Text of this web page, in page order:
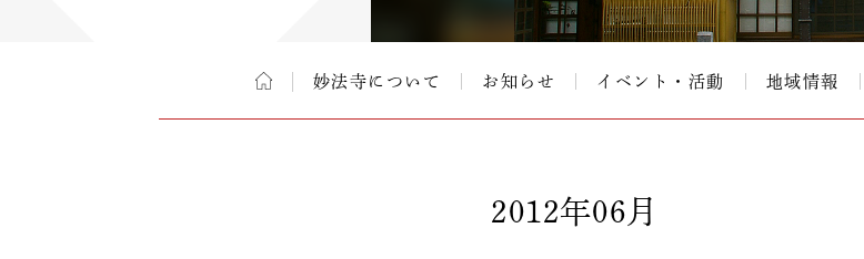
妙法寺について お知らせ イベント・活動 地域情報
2012年06月